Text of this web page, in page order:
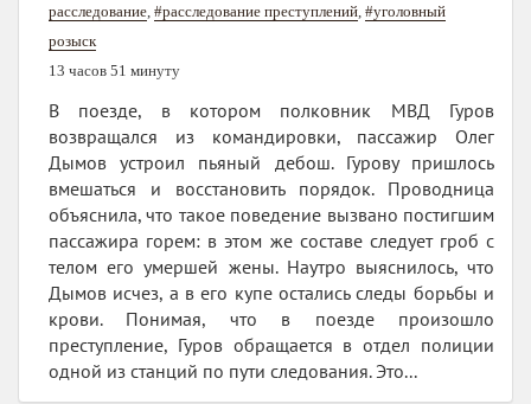
расследование #расследование преступлений #уголовный
розыск
13 часов 51 минуту
В поезде, в котором полковник МВД Гуров
возвращался из командировки, пассажир Олег
Дымов устроил пьяный дебош. Гурову пришлось
вмешаться и восстановить порядок. Проводница
объяснила, что такое поведение вызвано постигшим
пассажира горем: в этом же составе следует гроб с
телом его умершей жены. Наутро выяснилось, что
Дымов исчез, а в его купе остались следы борьбы и
крови. Понимая, что в поезде произошло
преступление, Гуров обращается в отдел полиции
одной из станций по пути следования. Это...